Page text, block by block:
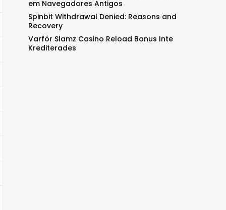
em Navegadores Antigos
Spinbit Withdrawal Denied: Reasons and
Recovery
Varför Slamz Casino Reload Bonus Inte
Krediterades